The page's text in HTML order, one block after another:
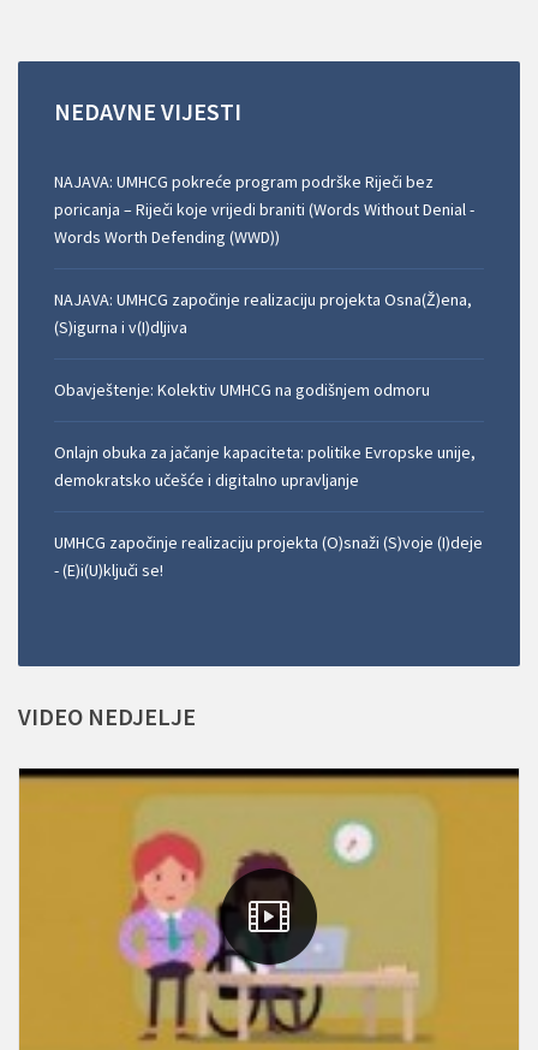
NEDAVNE VIJESTI
NAJAVA: UMHCG pokreće program podrške Riječi bez
poricanja – Riječi koje vrijedi braniti (Words Without Denial -
Words Worth Defending (WWD))
NAJAVA: UMHCG započinje realizaciju projekta Osna(Ž)ena,
(S)igurna i v(I)dljiva
Obavještenje: Kolektiv UMHCG na godišnjem odmoru
Onlajn obuka za jačanje kapaciteta: politike Evropske unije,
demokratsko učešće i digitalno upravljanje
UMHCG započinje realizaciju projekta (O)snaži (S)voje (I)deje
- (E)i(U)ključi se!
VIDEO NEDJELJE